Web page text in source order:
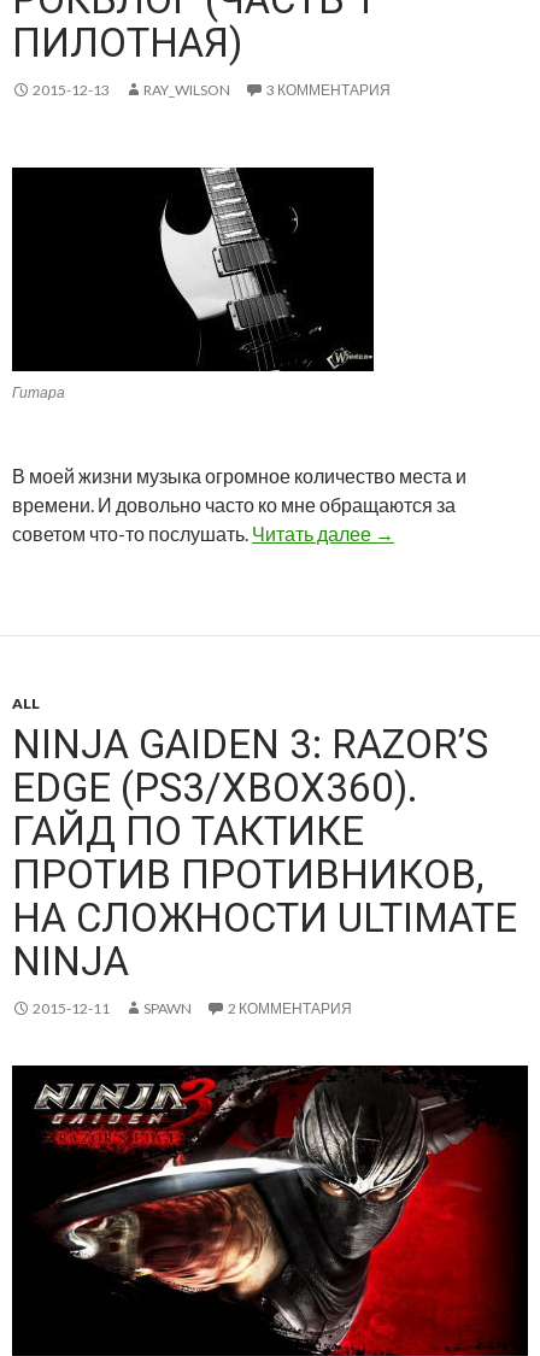
ПИЛОТНАЯ)
2015-12-13 RAY_WILSON 3 КОММЕНТАРИЯ
Гитара
В моей жизни музыка огромное количество места и
времени. И довольно часто ко мне обращаются за
советом что-то послушать. Читать далее →
ALL
NINJA GAIDEN 3: RAZOR’S
EDGE (PS3/XBOX360).
ГАЙД ПО ТАКТИКЕ
ПРОТИВ ПРОТИВНИКОВ,
НА СЛОЖНОСТИ ULTIMATE
NINJA
2015-12-11 SPAWN 2 КОММЕНТАРИЯ